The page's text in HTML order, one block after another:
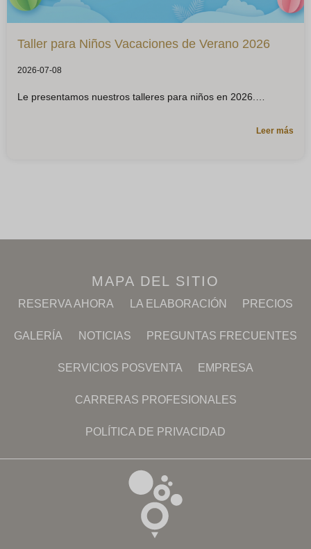
Taller para Niños Vacaciones de Verano 2026
2026-07-08
Le presentamos nuestros talleres para niños en 2026.
Leer más
MAPA DEL SITIO
RESERVA AHORA LA ELABORACIÓN PRECIOS
GALERÍA NOTICIAS PREGUNTAS FRECUENTES
SERVICIOS POSVENTA EMPRESA
CARRERAS PROFESIONALES
POLÍTICA DE PRIVACIDAD